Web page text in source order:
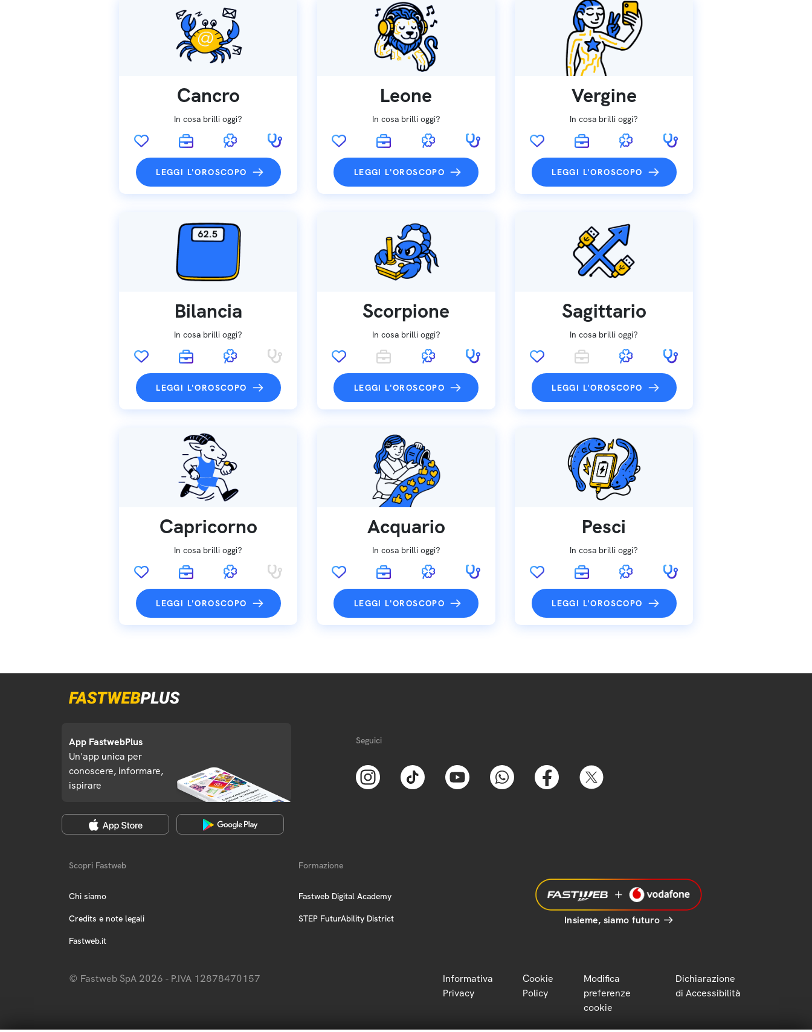
Cancro
In cosa brilli oggi?
LEGGI L'OROSCOPO
Leone
In cosa brilli oggi?
LEGGI L'OROSCOPO
Vergine
In cosa brilli oggi?
LEGGI L'OROSCOPO
Bilancia
In cosa brilli oggi?
LEGGI L'OROSCOPO
Scorpione
In cosa brilli oggi?
LEGGI L'OROSCOPO
Sagittario
In cosa brilli oggi?
LEGGI L'OROSCOPO
Capricorno
In cosa brilli oggi?
LEGGI L'OROSCOPO
Acquario
In cosa brilli oggi?
LEGGI L'OROSCOPO
Pesci
In cosa brilli oggi?
LEGGI L'OROSCOPO
App FastwebPlus
Un'app unica per
conoscere, informare,
ispirare
Seguici
Scopri Fastweb
Chi siamo
Credits e note legali
Fastweb.it
Formazione
Fastweb Digital Academy
STEP FuturAbility District Insieme, siamo futuro
© Fastweb SpA 2026 - P.IVA 12878470157
Informativa
Privacy
Cookie
Policy
Modifica
preferenze
cookie
Dichiarazione
di Accessibilità